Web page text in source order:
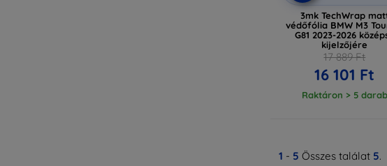
3mk TechWrap
védőfólia BMW M3
G81 2023-2026
kijelzőjére
17 889 Ft
16 101 Ft
Raktáron > 5 darab
1 - 5 Összes találat 5.